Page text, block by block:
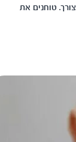
טוחנים את